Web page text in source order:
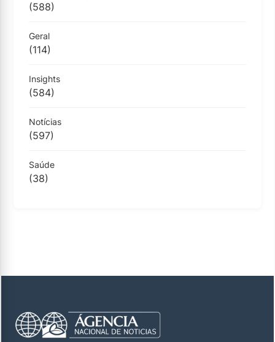
(588)
Geral
(114)
Insights
(584)
Notícias
(597)
Saúde
(38)